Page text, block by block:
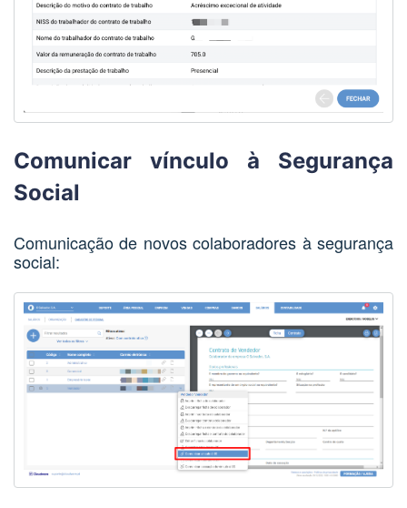
Comunicar vínculo à Segurança
Social
Comunicação de novos colaboradores à segurança
social: